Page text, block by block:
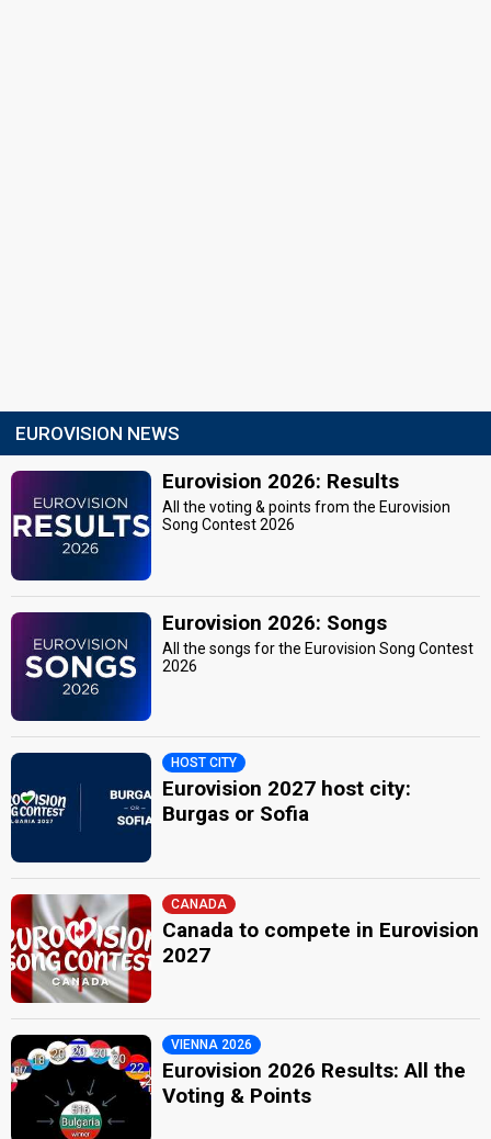
EUROVISION NEWS
Eurovision 2026: Results
All the voting & points from the Eurovision
Song Contest 2026
Eurovision 2026: Songs
All the songs for the Eurovision Song Contest
2026
HOST CITY
Eurovision 2027 host city:
Burgas or Sofia
CANADA
Canada to compete in Eurovision
2027
VIENNA 2026
Eurovision 2026 Results: All the
Voting & Points